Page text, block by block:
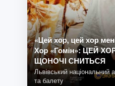
«Цей хор, цей хор
Хор «Гомін»: ЦЕЙ
ЩОНОЧІ СНИТЬСЯ
Львівський національний
та балету